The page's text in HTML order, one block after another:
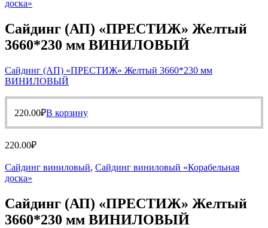
доска»
Сайдинг (АП) «ПРЕСТИЖ» Желтый
3660*230 мм ВИНИЛОВЫЙ
Сайдинг (АП) «ПРЕСТИЖ» Желтый 3660*230 мм
ВИНИЛОВЫЙ
220.00₽В корзину
220.00₽
Сайдинг виниловый, Сайдинг виниловый «Корабельная
доска»
Сайдинг (АП) «ПРЕСТИЖ» Желтый
3660*230 мм ВИНИЛОВЫЙ